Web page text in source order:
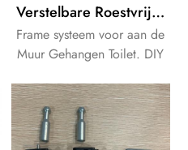
Verstelbare Roestvrij Stalen Frame voor aan de Muur Gehangen Toilet
Frame systeem voor aan de
Muur Gehangen Toilet. DIY